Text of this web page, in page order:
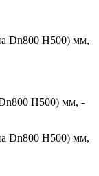
H500) мм, -